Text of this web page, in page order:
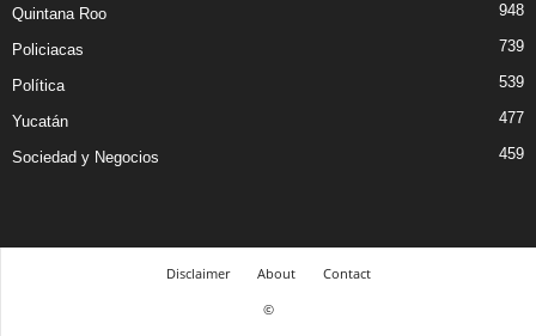
Quintana Roo 948
Policiacas 739
Política 539
Yucatán 477
Sociedad y Negocios 459
Disclaimer About
Contact
©